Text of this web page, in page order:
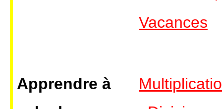
Vacances
Apprendre à